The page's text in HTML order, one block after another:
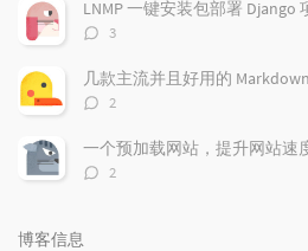
LNMP 一键安装包部署 Django
评
数：
3
几款主流并且好用的
评
数：
2
一个预加载网站，提升网站速
评
2
博客信息